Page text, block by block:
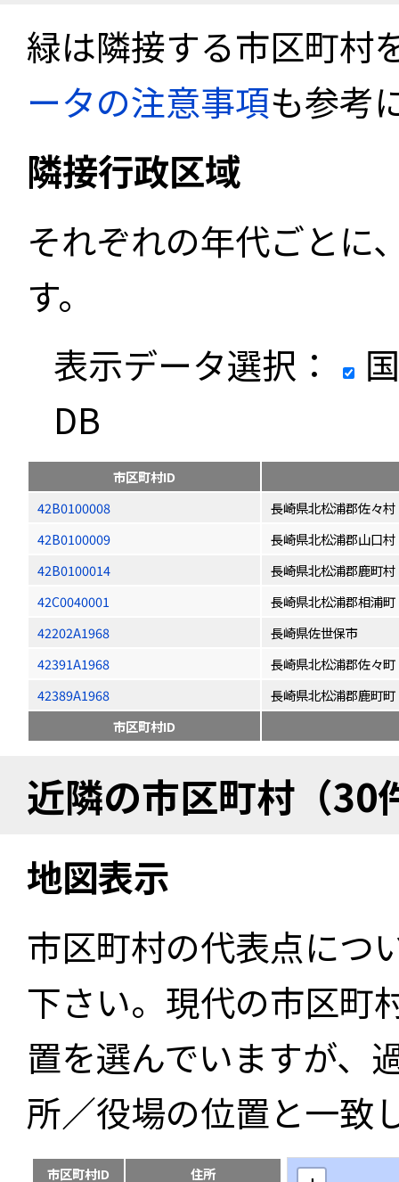
緑は隣接する市区町村
ータの注意事項も参考
隣接行政区域
それぞれの年代ごとに
す。
表示データ選択：
DB
市区町村ID
42B0100008
長崎県北松浦郡佐々村
42B0100009
長崎県北松浦郡山口村
42B0100014
長崎県北松浦郡鹿町村
42C0040001
長崎県北松浦郡相浦町
42202A1968
長崎県佐世保市
42391A1968
長崎県北松浦郡佐々町
42389A1968
長崎県北松浦郡鹿町町
市区町村ID
近隣の市区町村（30
地図表示
市区町村の代表点につ
下さい。現代の市区町
置を選んでいますが、
所／役場の位置と一致
市区町村ID 住所